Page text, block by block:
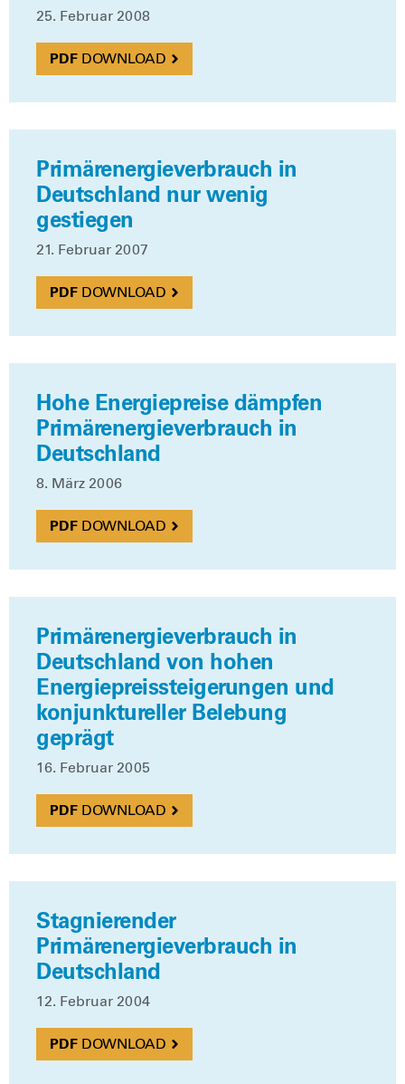
25. Febru­ar 2008
DOWN­LOAD
Primärenergieverbrauch in
Deutschland nur wenig
gestiegen
21. Febru­ar 2007
DOWN­LOAD
Hohe Energiepreise dämpfen
Primärenergieverbrauch in
Deutschland
8. März 2006
DOWN­LOAD
Primärenergieverbrauch in
Deutschland von hohen
Energiepreissteigerungen und
konjunktureller Belebung
geprägt
16. Febru­ar 2005
DOWN­LOAD
Stagnierender
Primärenergieverbrauch in
Deutschland
12. Febru­ar 2004
DOWN­LOAD